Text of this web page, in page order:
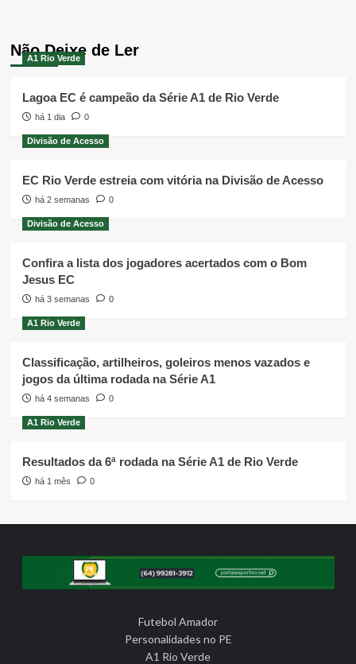
Não Deixe de Ler
A1 Rio Verde
Lagoa EC é campeão da Série A1 de Rio Verde
há 1 dia 0
Divisão de Acesso
EC Rio Verde estreia com vitória na Divisão de Acesso
há 2 semanas 0
Divisão de Acesso
Confira a lista dos jogadores acertados com o Bom
Jesus EC
há 3 semanas 0
A1 Rio Verde
Classificação, artilheiros, goleiros menos vazados e
jogos da última rodada na Série A1
há 4 semanas 0
A1 Rio Verde
Resultados da 6ª rodada na Série A1 de Rio Verde
há 1 mês 0
Futebol Amador
Personalidades no PE
A1 Rio Verde